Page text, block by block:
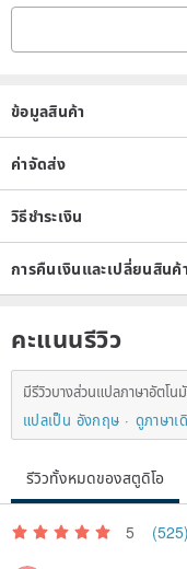
ข้อมูลสินค้า
ค่าจัดส่ง
วิธีชำระเงิน
การคืนเงินและเปลี่ยนสินค้า
คะแนนรีวิว
มีรีวิวบางส่วนแปลภาษาอัตโ
แปลเป็น อังกฤษ
ดูภาษาเ
รีวิวทั้งหมดของสตูดิโอ
5 (525)